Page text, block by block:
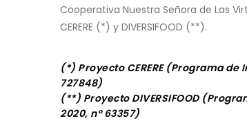
Cooperativa Nuestra Señora de Las
CERERE (*) y DIVERSIFOOD (**).
(*) Proyecto CERERE (Programa
727848)
(**) Proyecto DIVERSIFOOD
2020, nº 63357)